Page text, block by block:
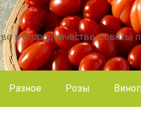
и огородничестве, советы
Разное Розы